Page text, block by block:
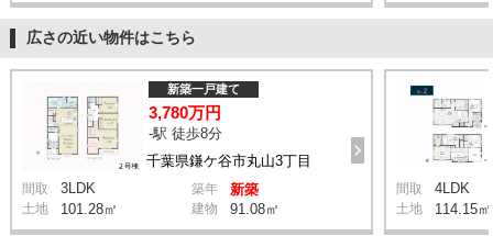
広さの近い物件はこちら
千葉県鎌ケ谷市丸山3丁目
新築一戸建て
3,780万円
-駅 徒歩8分
間取 3LDK 築年 新築
土地 101.28㎡ 建物 91.08㎡
間取 4LDK
土地 114.15㎡